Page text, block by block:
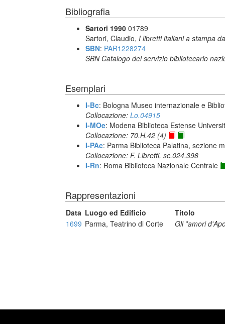
Bibliografia
Sartori 1990 01789
Sartori, Claudio, I libretti italiani a stampa
SBN: PAR1228274
SBN Catalogo del servizio bibliotecario
Esemplari
I-Bc: Bologna Museo internazionale e
Collocazione: Lo.04915
I-MOe: Modena Biblioteca Estense
Collocazione: 70.H.42 (4)
I-PAc: Parma Biblioteca Palatina, sezione
Collocazione: F. Libretti, sc.024.398
I-Rn: Roma Biblioteca Nazionale Centrale
Rappresentazioni
Data Luogo ed Edificio
Titolo
1699 Parma, Teatrino di Corte Gli *amori